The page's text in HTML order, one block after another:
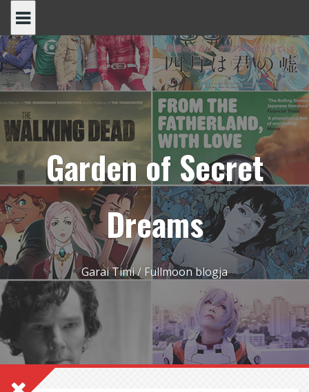
content
Garden of Secret
Dreams
Garai Timi / Fullmoon blogja